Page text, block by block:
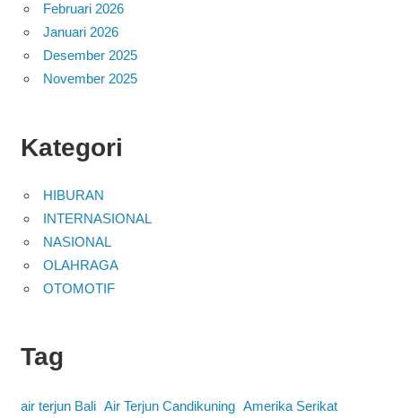
Februari 2026
Januari 2026
Desember 2025
November 2025
Kategori
HIBURAN
INTERNASIONAL
NASIONAL
OLAHRAGA
OTOMOTIF
Tag
air terjun Bali Air Terjun Candikuning Amerika Serikat